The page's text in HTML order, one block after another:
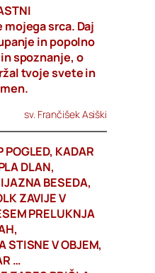
srca. Daj
in popolno
spoznanje, o
tvoje svete in
sv. Frančišek Asiški
POGLED, KADAR
DLAN,
BESEDA,
ZAVIJE V
PRELUKNJA
STISNE V OBJEM,
…